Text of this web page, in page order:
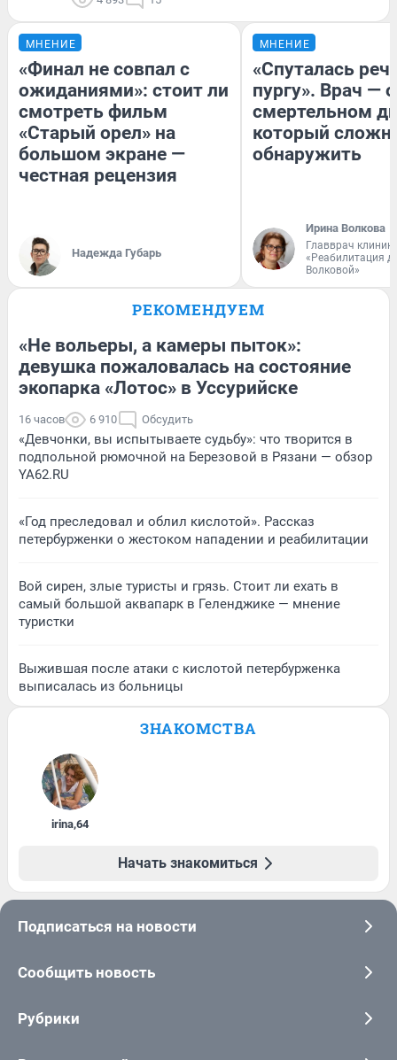
МНЕНИЕ
«Финал не совпал с
ожиданиями»: стоит ли
смотреть фильм
«Старый орел» на
большом экране —
честная рецензия
Надежда Губарь
МНЕНИЕ
«Спуталась
пургу». Врач — о
смертельном
который
обнаружить
Ирина Волкова
Главврач
«Реабилитация
Волковой»
РЕКОМЕНДУЕМ
«Не вольеры, а камеры пыток»:
девушка пожаловалась на состояние
экопарка «Лотос» в Уссурийске
16 часов 6 910 Обсудить
«Девчонки, вы испытываете судьбу»: что творится в
подпольной рюмочной на Березовой в Рязани — обзор
YA62.RU
«Год преследовал и облил кислотой». Рассказ
петербурженки о жестоком нападении и реабилитации
Вой сирен, злые туристы и грязь. Стоит ли ехать в
самый большой аквапарк в Геленджике — мнение
туристки
Выжившая после атаки с кислотой петербурженка
выписалась из больницы
ЗНАКОМСТВА
irina,64
Начать знакомиться
Подписаться на новости
Сообщить новость
Рубрики